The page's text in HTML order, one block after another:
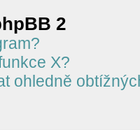
2
X?
ohledně